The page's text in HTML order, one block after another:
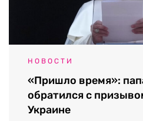
НОВОСТИ
«Пришло время»:
обратился с
Украине